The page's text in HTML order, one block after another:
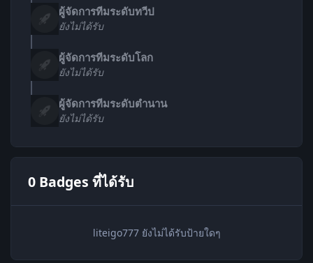
ผู้จัดการทีมระดับทวีป
ยังไม่ได้รับ
ผู้จัดการทีมระดับโลก
ยังไม่ได้รับ
ผู้จัดการทีมระดับตำนาน
ยังไม่ได้รับ
0 Badges ที่ได้รับ
liteigo777 ยังไม่ได้รับป้ายใดๆ